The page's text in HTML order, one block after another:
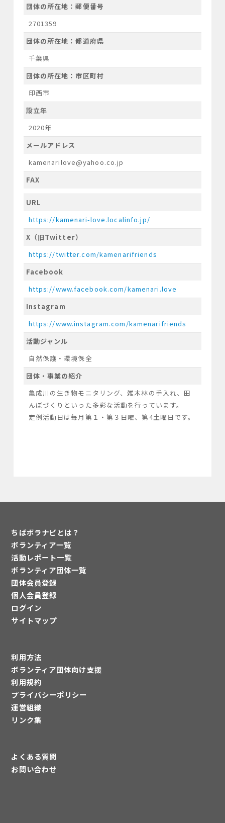
団体の所在地：郵便番号
2701359
団体の所在地：都道府県
千葉県
団体の所在地：市区町村
印西市
設立年
2020年
メールアドレス
kamenarilove@yahoo.co.jp
FAX
URL
https://kamenari-love.localinfo.jp/
X（旧Twitter）
https://twitter.com/kamenarifriends
Facebook
https://www.facebook.com/kamenari.love
Instagram
https://www.instagram.com/kamenarifriends
活動ジャンル
自然保護・環境保全
団体・事業の紹介
亀成川の生き物モニタリング、雑木林の手入れ、田
んぼづくりといった多彩な活動を行っています。
定例活動日は毎月第１・第３日曜、第4土曜日です。
ちばボラナビとは？
ボランティア一覧
活動レポート一覧
ボランティア団体一覧
団体会員登録
個人会員登録
ログイン
サイトマップ
利用方法
ボランティア団体向け支援
利用規約
プライバシーポリシー
運営組織
リンク集
よくある質問
お問い合わせ